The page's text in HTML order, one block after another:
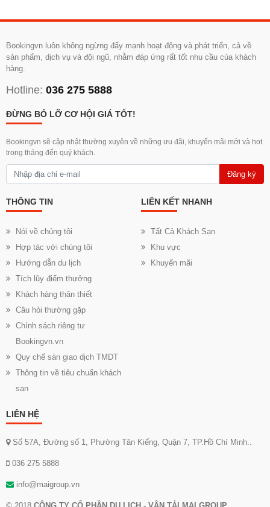
Bookingvn luôn không ngừng đẩy mạnh hoạt động và phát triển, cả về
sản phẩm, dịch vụ và đội ngũ, nhằm đáp ứng rất tốt nhu cầu của khách
hàng.
Hotline: 036 275 5888
ĐỪNG BỎ LỠ CƠ HỘI GIÁ TỐT!
Bookingvn sẽ cập nhật thường xuyên về những ưu đãi, khuyến mãi mới và hot
trong tháng đến quý khách.
Đăng ký
THÔNG TIN
Nói về chúng tôi
Hợp tác với chúng tôi
Hướng dẫn du lịch
Tích lũy điểm thưởng
Khách hàng thân thiết
Câu hỏi thường gặp
Chính sách riêng tư
Bookingvn.vn
Quy chế sàn giao dịch TMDT
Thông tin về tiêu chuẩn khách
sạn
LIÊN KẾT NHANH
Tất Cả Khách Sạn
Khu vực
Khuyến mãi
LIÊN HỆ
Số 57A, Đường số 1, Phường Tân Kiểng, Quận 7, TP.Hồ Chí Minh..
036 275 5888
info@maigroup.vn